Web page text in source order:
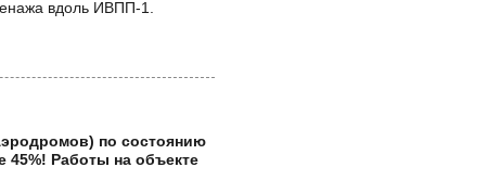
вдоль ИВПП-1.
по состоянию
45%! Работы на объекте